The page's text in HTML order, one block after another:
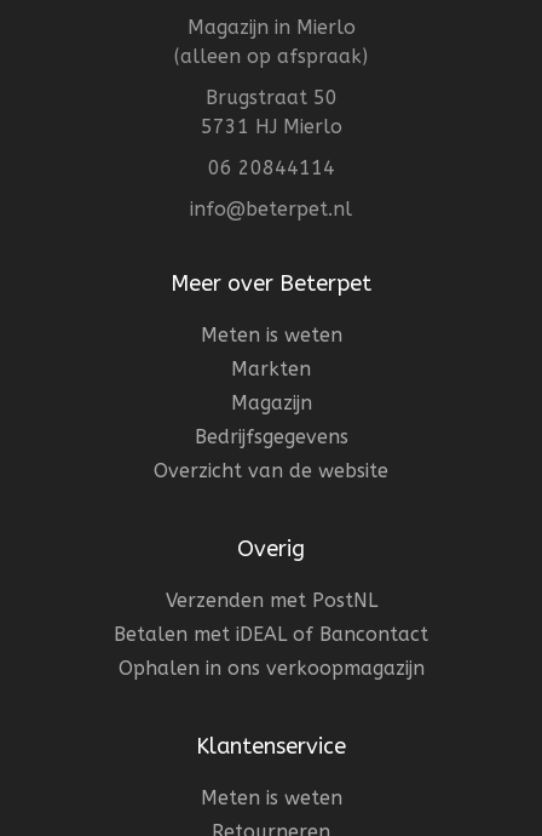
Magazijn in Mierlo
(alleen op afspraak)
Brugstraat 50
5731 HJ Mierlo
06 20844114
info@beterpet.nl
Meer over Beterpet
Meten is weten
Markten
Magazijn
Bedrijfsgegevens
Overzicht van de website
Overig
Verzenden met PostNL
Betalen met iDEAL of Bancontact
Ophalen in ons verkoopmagazijn
Klantenservice
Meten is weten